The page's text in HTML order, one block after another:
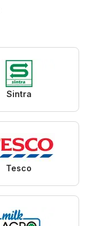
Sintra
Tesco